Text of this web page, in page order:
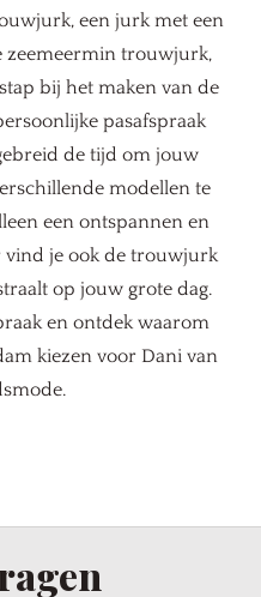
een jurk met een
zeemeermin trouwjurk,
bij het maken van de
pasafspraak
de tijd om jouw
modellen te
een ontspannen en
vind je ook de trouwjurk
op jouw grote dag.
en ontdek waarom
kiezen voor Dani van